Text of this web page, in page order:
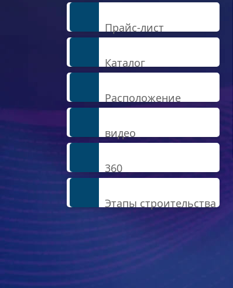
Прайс-лист
Каталог
Расположение
видео
360
Этапы строительства